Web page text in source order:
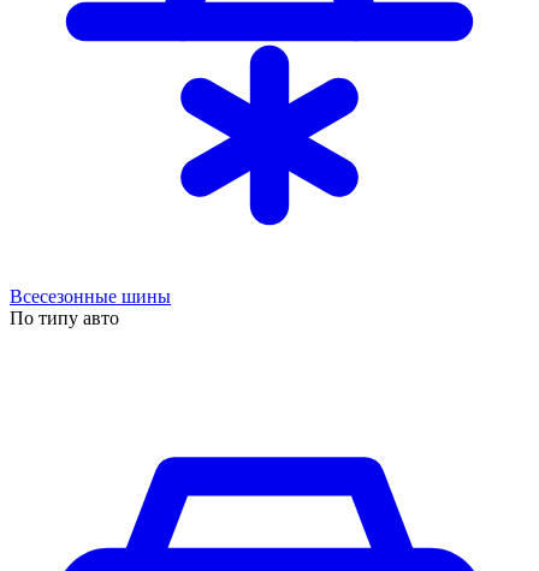
Всесезонные шины
По типу авто